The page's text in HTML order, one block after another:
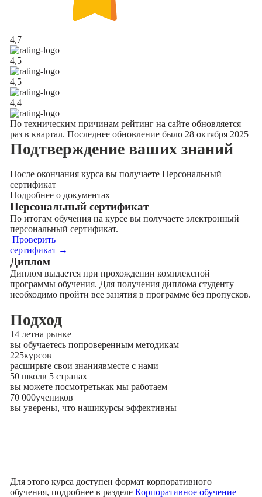
4,7
4,5
4,5
4,4
По техническим причинам рейтинг на сайте обновляется
раз в квартал. Последнее обновление было 28 октября 2025
Подтверждение ваших знаний
После окончания курса вы получаете Персональный
сертификат
Подробнее о документах
Персональный сертификат
По итогам обучения на курсе вы получаете электронный
персональный сертификат.
Проверить
сертификат →
Диплом
Диплом выдается при прохождении комплексной
программы обучения. Для получения диплома студенту
необходимо пройти все занятия в программе без пропусков.
Подход
14 летна рынке
вы обучаетесь попроверенным методикам
225курсов
расширьте свои знаниявместе с нами
50 школв 5 странах
вы можете посмотретькак мы работаем
70 000учеников
вы уверены, что нашикурсы эффективны
Для этого курса доступен формат корпоративного
обучения, подробнее в разделе Корпоративное обучение